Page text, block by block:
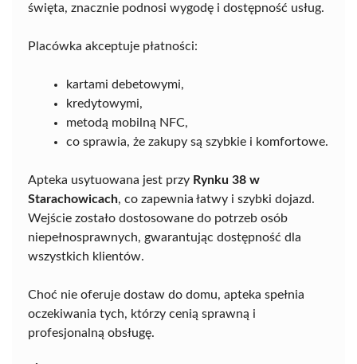
święta, znacznie podnosi wygodę i dostępność usług.
Placówka akceptuje płatności:
kartami debetowymi,
kredytowymi,
metodą mobilną NFC,
co sprawia, że zakupy są szybkie i komfortowe.
Apteka usytuowana jest przy Rynku 38 w
Starachowicach, co zapewnia łatwy i szybki dojazd.
Wejście zostało dostosowane do potrzeb osób
niepełnosprawnych, gwarantując dostępność dla
wszystkich klientów.
Choć nie oferuje dostaw do domu, apteka spełnia
oczekiwania tych, którzy cenią sprawną i
profesjonalną obsługę.